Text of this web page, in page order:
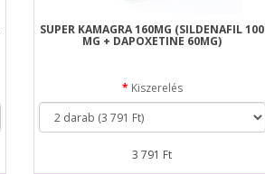
SUPER KAMAGRA 160MG (SILDENAFIL 100
MG + DAPOXETINE 60MG)
Kiszerelés
3 791 Ft